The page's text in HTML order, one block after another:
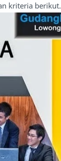
kriteria berikut.